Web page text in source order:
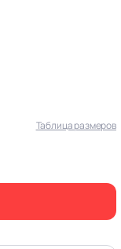
Таблица размеров